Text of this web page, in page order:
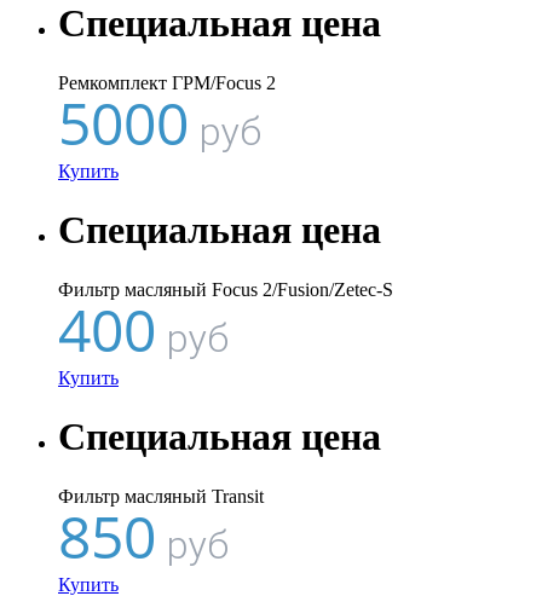
Специальная цена
Ремкомплект ГРМ/Focus 2
5000руб
Купить
Специальная цена
Фильтр масляный Focus 2/Fusion/Zetec-S
400руб
Купить
Специальная цена
Фильтр масляный Transit
850руб
Купить